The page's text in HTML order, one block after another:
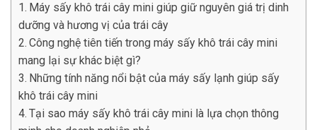
Máy sấy khô trái cây mini giúp giữ nguyên giá trị dinh
dưỡng và hương vị của trái cây
Công nghệ tiên tiến trong máy sấy khô trái cây mini
mang lại sự khác biệt gì?
Những tính năng nổi bật của máy sấy lạnh giúp sấy
khô trái cây mini
Tại sao máy sấy khô trái cây mini là lựa chọn thông